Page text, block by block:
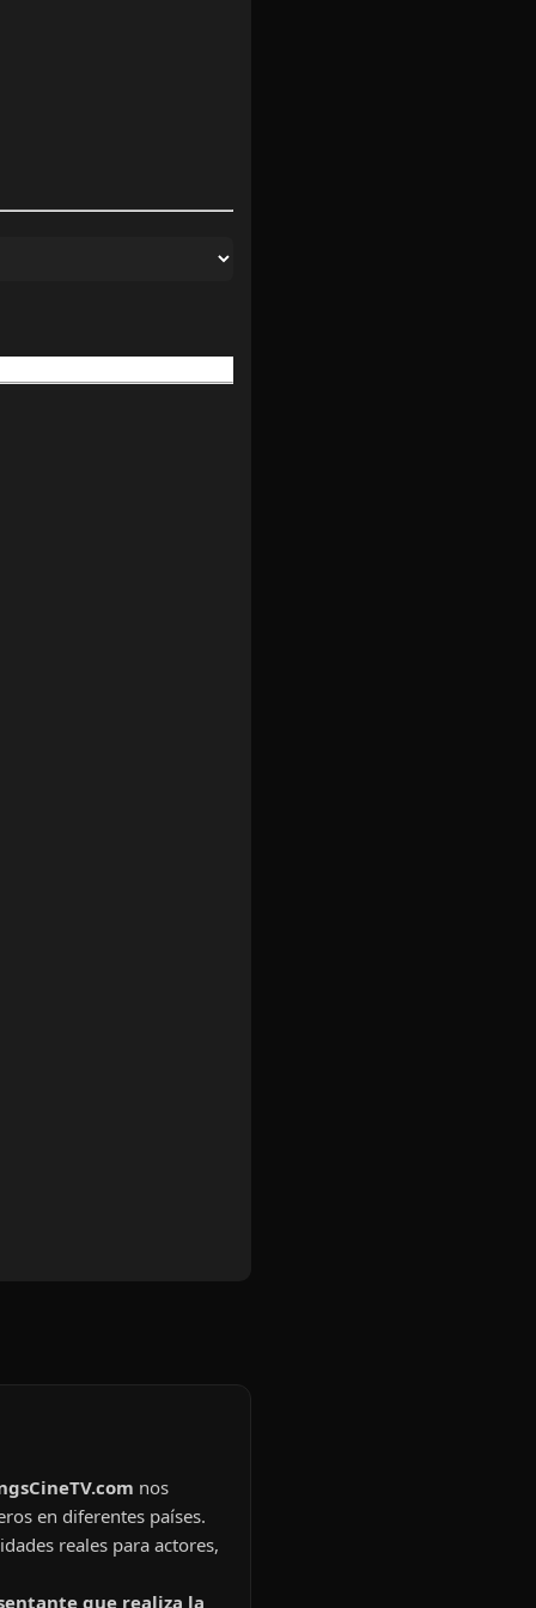
nos
en diferentes países.
reales para actores,
que realiza la